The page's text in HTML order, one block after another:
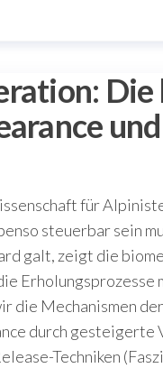
für
steuerbar sein
galt, zeigt die
Erholungsprozesse
die Mechanismen der
durch
Techniken